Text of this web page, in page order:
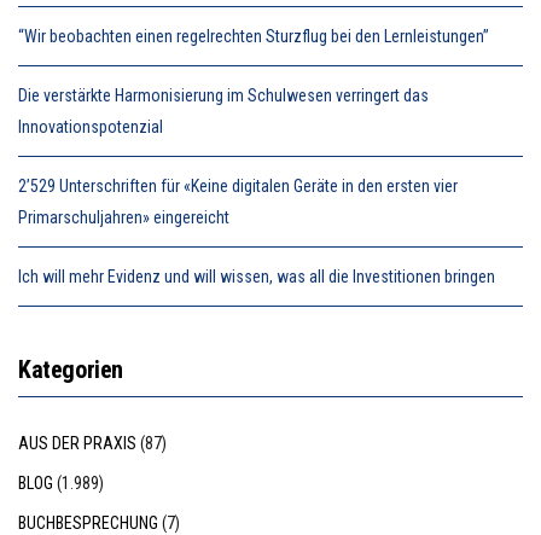
“Wir beobachten einen regelrechten Sturzflug bei den Lernleistungen”
Die verstärkte Harmonisierung im Schulwesen verringert das
Innovationspotenzial
2’529 Unterschriften für «Keine digitalen Geräte in den ersten vier
Primarschuljahren» eingereicht
Ich will mehr Evidenz und will wissen, was all die Investitionen bringen
Kategorien
AUS DER PRAXIS (87)
BLOG (1.989)
BUCHBESPRECHUNG (7)